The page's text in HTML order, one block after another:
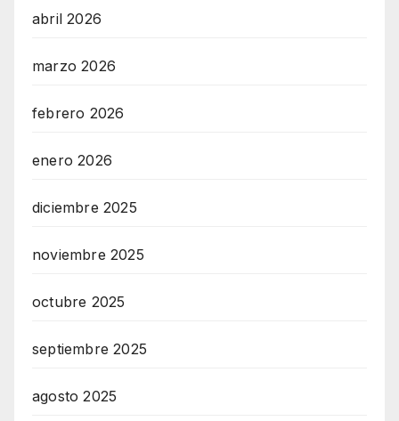
abril 2026
marzo 2026
febrero 2026
enero 2026
diciembre 2025
noviembre 2025
octubre 2025
septiembre 2025
agosto 2025